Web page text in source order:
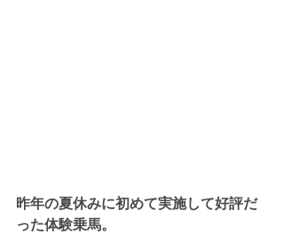
昨年の夏休みに初めて実施して好評だ
った体験乗馬。